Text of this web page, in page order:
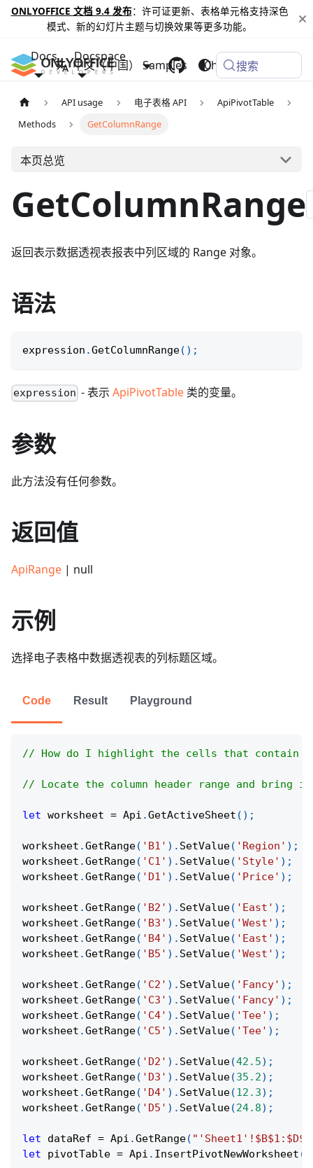
ONLYOFFICE 文档 9.4 发布：许可证更新、表格单元格支持深色
模式、新的幻灯片主题与切换效果等更多功能。
Docs Docspace
Samples Changelog
中文（中国） 搜索
API usage 电子表格 API
ApiPivotTable
Methods
GetColumnRange
本页总览
GetColumnRange
返回表示数据透视表报表中列区域的 Range 对象。
语法
expression .GetColumnRange( ) ;
expression - 表示ApiPivotTable 类的变量。
参数
此方法没有任何参数。
返回值
ApiRange | null
示例
选择电子表格中数据透视表的列标题区域。
Code Result Playground
// How do I highlight the cells that contain
// Locate the column header range and
let worksheet = Api .GetActiveSheet ( ) ;
worksheet .GetRange( 'B1' ) . SetValue( 'Region' ) ;
worksheet .GetRange( 'C1' ) . SetValue( 'Style' ) ;
worksheet .GetRange( 'D1' ) . SetValue( 'Price' ) ;
worksheet .GetRange( 'B2' ) . SetValue( 'East' ) ;
worksheet .GetRange( 'B3' ) . SetValue( 'West' ) ;
worksheet .GetRange( 'B4' ) . SetValue( 'East' ) ;
worksheet .GetRange( 'B5' ) . SetValue( 'West' ) ;
worksheet .GetRange( 'C2' ) . SetValue( 'Fancy' ) ;
worksheet .GetRange( 'C3' ) . SetValue( 'Fancy' ) ;
worksheet .GetRange( 'C4' ) . SetValue( 'Tee' ) ;
worksheet .GetRange( 'C5' ) . SetValue( 'Tee' ) ;
worksheet .GetRange( 'D2' ) . SetValue(42.5) ;
worksheet .GetRange( 'D3' ) . SetValue(35.2) ;
worksheet .GetRange( 'D4' ) . SetValue(12.3) ;
worksheet .GetRange( 'D5' ) . SetValue(24.8) ;
let dataRef = Api .GetRange(
let pivotTable = Api . InsertPivotNewWorksheet (